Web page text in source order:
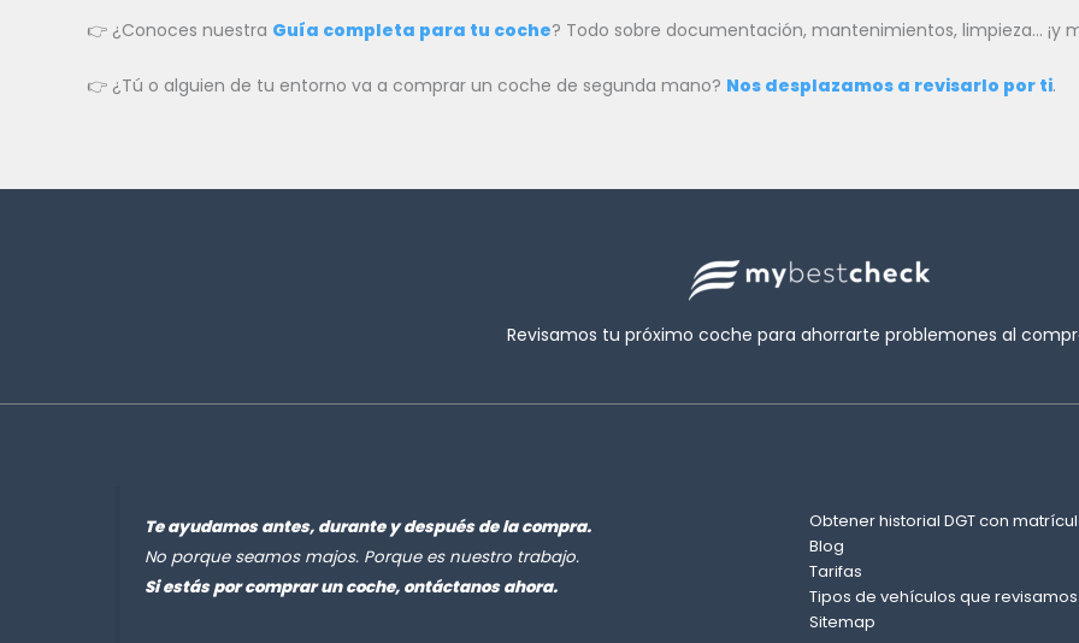
👉 ¿Conoces nuestra Guía completa para tu coche? Todo sobre documentación, mantenimientos, limpieza… ¡y
👉 ¿Tú o alguien de tu entorno va a comprar un coche de segunda mano? Nos desplazamos a revisarlo por ti.
Revisamos tu próximo coche para ahorrarte problemones al
Te ayudamos antes, durante y después de la compra.
No porque seamos majos. Porque es nuestro trabajo.
Si estás por comprar un coche, ontáctanos ahora.
Obtener historial DGT con
Blog
Tarifas
Tipos de vehículos que revisamos
Sitemap